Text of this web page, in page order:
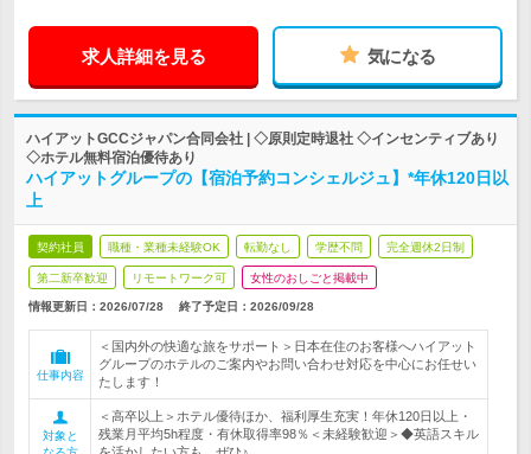
求人詳細を見る 気になる
ハイアットGCCジャパン合同会社 | ◇原則定時退社 ◇インセンティブあり
◇ホテル無料宿泊優待あり
ハイアットグループの【宿泊予約コンシェルジュ】*年休120日以
上
契約社員 職種・業種未経験OK 転勤なし 学歴不問 完全週休2日制
第二新卒歓迎 リモートワーク可 女性のおしごと掲載中
情報更新日：2026/07/28 終了予定日： 2026/09/28
仕事内容
＜国内外の快適な旅をサポート＞日本在住のお客様へハイアット
グループのホテルのご案内やお問い合わせ対応を中心にお任せい
たします！
対象と
＜高卒以上＞ホテル優待ほか、福利厚生充実！年休120日以上・
残業月平均5h程度・有休取得率98％＜未経験歓迎＞◆英語スキル
を活かしたい方も、ぜひ♪